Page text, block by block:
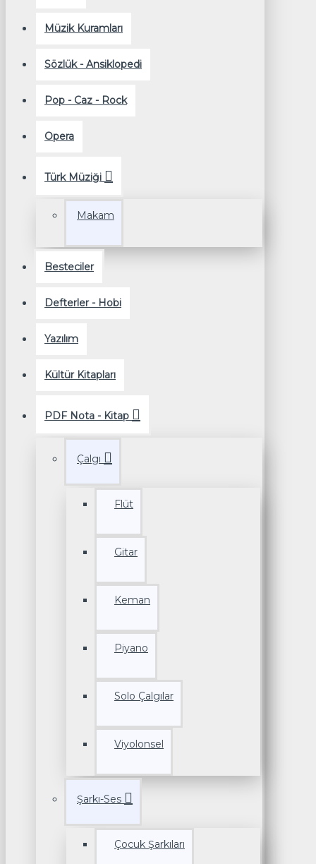
Müzik Kuramları
Sözlük - Ansiklopedi
Pop - Caz - Rock
Opera
Türk Müziği
Makam
Besteciler
Defterler - Hobi
Yazılım
Kültür Kitapları
PDF Nota - Kitap
Çalgı
Flüt
Gitar
Keman
Piyano
Solo Çalgılar
Viyolonsel
Şarkı-Ses
Çocuk Şarkıları